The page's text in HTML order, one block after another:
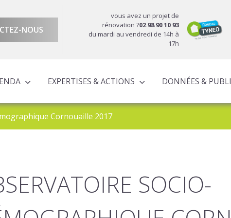
NOUS
vous avez un projet de
rénovation ?02 98 90 10 93
du mardi au vendredi de 14h à
17h
EXPERTISES & ACTIONS DONNÉES &
Cornouaille 2017
SOCIO-